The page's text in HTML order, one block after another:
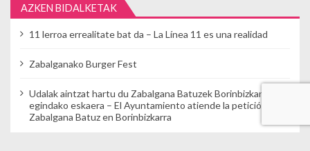
AZKEN BIDALKETAK
11 lerroa errealitate bat da – La Línea 11 es una realidad
Zabalganako Burger Fest
Udalak aintzat hartu du Zabalgana Batuzek Borinbizkarran
egindako eskaera – El Ayuntamiento atiende la petición de
Zabalgana Batuz en Borinbizkarra